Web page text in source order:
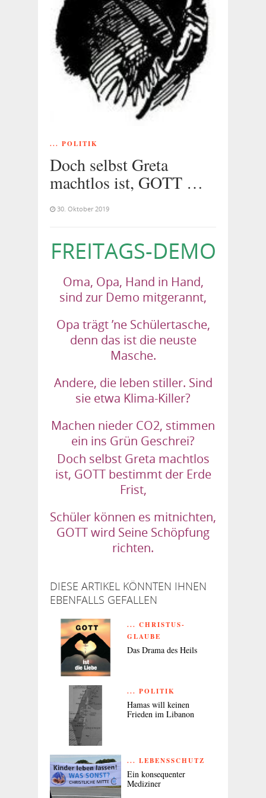
... POLITIK
Doch selbst Greta
machtlos ist, GOTT …
30. Oktober 2019
FREITAGS-DEMO
Oma, Opa, Hand in Hand,
sind zur Demo mitgerannt,
Opa trägt ’ne Schülertasche,
denn das ist die neuste
Masche.
Andere, die leben stiller. Sind
sie etwa Klima-Killer?
Machen nieder CO2, stimmen
ein ins Grün Geschrei?
Doch selbst Greta machtlos
ist, GOTT bestimmt der Erde
Frist,
Schüler können es mitnichten,
GOTT wird Seine Schöpfung
richten.
DIESE ARTIKEL KÖNNTEN IHNEN
EBENFALLS GEFALLEN
... CHRISTUS-
GLAUBE
Das Drama des Heils
... POLITIK
Hamas will keinen
Frieden im Libanon
... LEBENSSCHUTZ
Ein konsequenter
Mediziner